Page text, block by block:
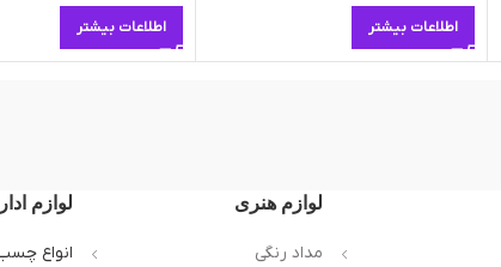
اطلاعات بیشتر اطلاعات بیشتر
لوازم هنری
مداد رنگی
لوازم
انواع